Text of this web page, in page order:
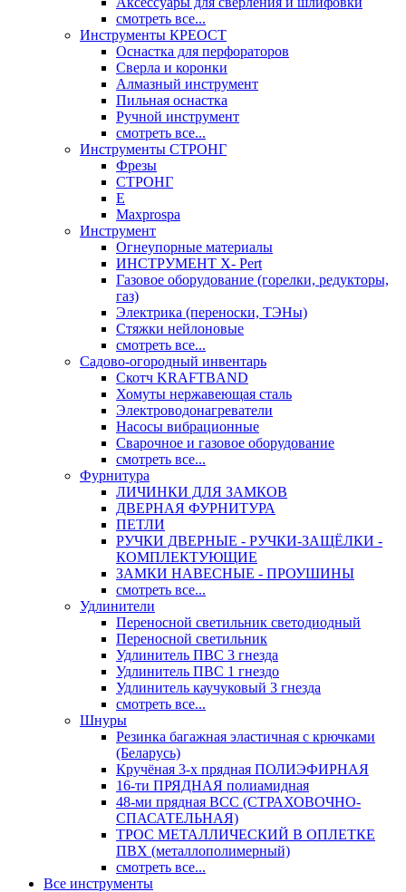
смотреть все...
Инструменты КРЕОСТ
Оснастка для перфораторов
Сверла и коронки
Алмазный инструмент
Пильная оснастка
Ручной инструмент
смотреть все...
Инструменты СТРОНГ
Фрезы
СТРОНГ
Е
Maxprospa
Инструмент
Огнеупорные материалы
ИНСТРУМЕНТ X- Pert
Газовое оборудование (горелки, редукторы,
газ)
Электрика (переноски, ТЭНы)
Стяжки нейлоновые
смотреть все...
Садово-огородный инвентарь
Скотч KRAFTBAND
Хомуты нержавеющая сталь
Электроводонагреватели
Насосы вибрационные
Сварочное и газовое оборудование
смотреть все...
Фурнитура
ЛИЧИНКИ ДЛЯ ЗАМКОВ
ДВЕРНАЯ ФУРНИТУРА
ПЕТЛИ
РУЧКИ ДВЕРНЫЕ - РУЧКИ-ЗАЩЁЛКИ -
КОМПЛЕКТУЮЩИЕ
ЗАМКИ НАВЕСНЫЕ - ПРОУШИНЫ
смотреть все...
Удлинители
Переносной светильник светодиодный
Переносной светильник
Удлинитель ПВС 3 гнезда
Удлинитель ПВС 1 гнездо
Удлинитель каучуковый 3 гнезда
смотреть все...
Шнуры
Резинка багажная эластичная с крючками
(Беларусь)
Кручёная 3-х прядная ПОЛИЭФИРНАЯ
16-ти ПРЯДНАЯ полиамидная
48-ми прядная ВСС (СТРАХОВОЧНО-
СПАСАТЕЛЬНАЯ)
ТРОС МЕТАЛЛИЧЕСКИЙ В ОПЛЕТКЕ
ПВХ (металлополимерный)
смотреть все...
Все инструменты